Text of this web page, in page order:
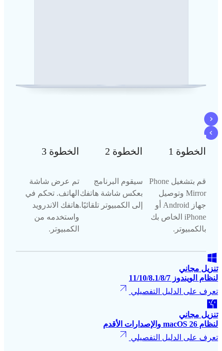
الخطوة 1
قم بتشغيل Phone
Mirror وتوصيل
جهاز Android أو
iPhone الخاص بك
بالكمبيوتر.
الخطوة 2
سيقوم البرنامج
بعكس شاشة هاتفك
إلى الكمبيوتر تلقائيًا.
الخطوة 3
تم عرض شاشة
الهاتف. تحكم في
هاتفك الاندرويد
واستخدمه من
الكمبيوتر.
تنزيل مجاني
لنظام الويندوز 11/10/8.1/8/7
تعرف على الدليل التفصيلي
تنزيل مجاني
لنظام macOS 26 والإصدارات الأقدم
تعرف على الدليل التفصيلي